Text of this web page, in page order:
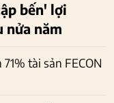
bến' lợi
nửa năm
tài sản FECON